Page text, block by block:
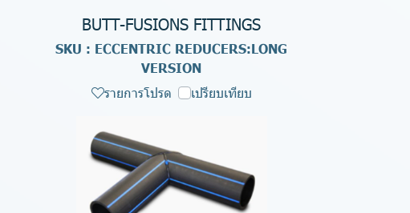
BUTT-FUSIONS FITTINGS
SKU : ECCENTRIC REDUCERS:LONG
VERSION
รายการโปรด เปรียบเทียบ